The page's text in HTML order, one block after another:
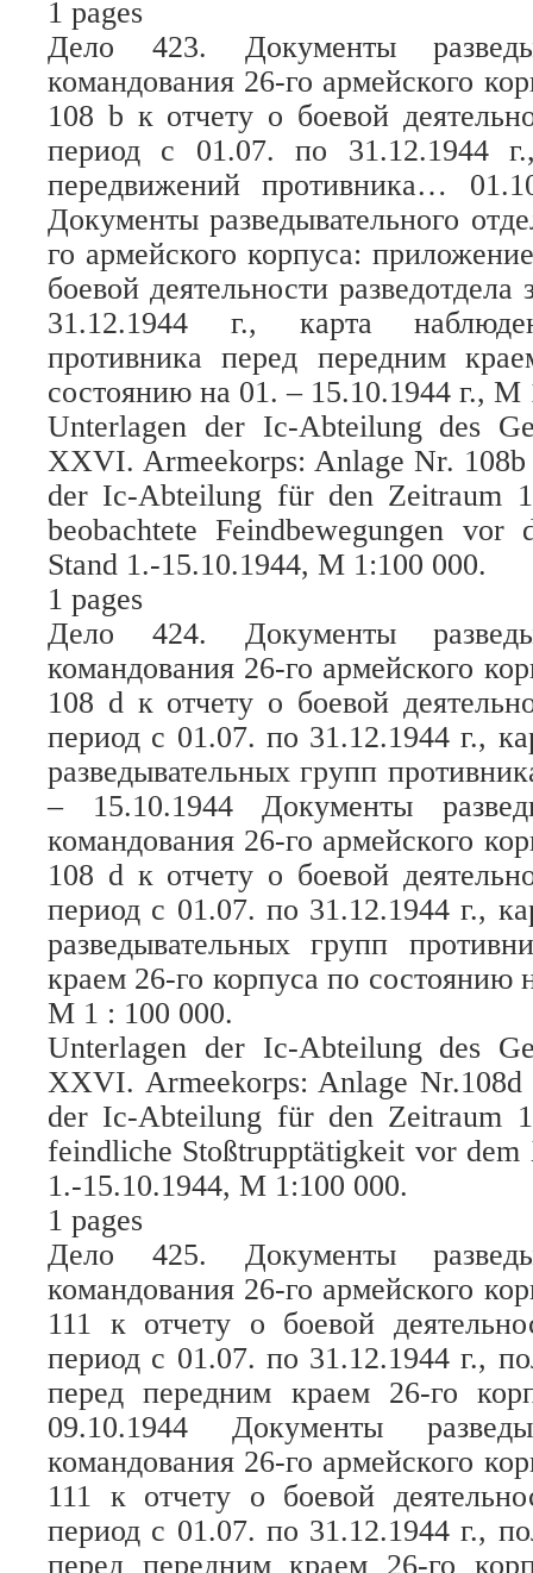
1 pages
Дело 423. Документы
командования 26-го армейского
108 b к отчету о боевой
период с 01.07. по 31.12.1944
передвижений противника…
Документы разведывательного
го армейского корпуса:
боевой деятельности
31.12.1944 г., карта
противника перед передним
состоянию на 01. – 15.10.1944 г., М
Unterlagen der Ic-Abteilung des
XXVI. Armeekorps: Anlage Nr.
der Ic-Abteilung für den Zeitraum
beobachtete Feindbewegungen
Stand 1.-15.10.1944, M 1:100 000.
1 pages
Дело 424. Документы
командования 26-го армейского
108 d к отчету о боевой
период с 01.07. по 31.12.1944 г.,
разведывательных групп
– 15.10.1944 Документы
командования 26-го армейского
108 d к отчету о боевой
период с 01.07. по 31.12.1944 г.,
разведывательных групп
краем 26-го корпуса по состоянию
М 1 : 100 000.
Unterlagen der Ic-Abteilung des
XXVI. Armeekorps: Anlage Nr.108d
der Ic-Abteilung für den Zeitraum
feindliche Stoßtrupptätigkeit vor
1.-15.10.1944, M 1:100 000.
1 pages
Дело 425. Документы
командования 26-го армейского
111 к отчету о боевой
период с 01.07. по 31.12.1944 г.,
перед передним краем 26-го
09.10.1944 Документы
командования 26-го армейского
111 к отчету о боевой
период с 01.07. по 31.12.1944 г.,
перед передним краем 26-го